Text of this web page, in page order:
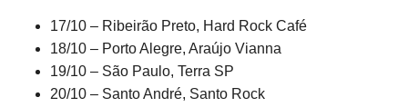
17/10 – Ribeirão Preto, Hard Rock Café
18/10 – Porto Alegre, Araújo Vianna
19/10 – São Paulo, Terra SP
20/10 – Santo André, Santo Rock